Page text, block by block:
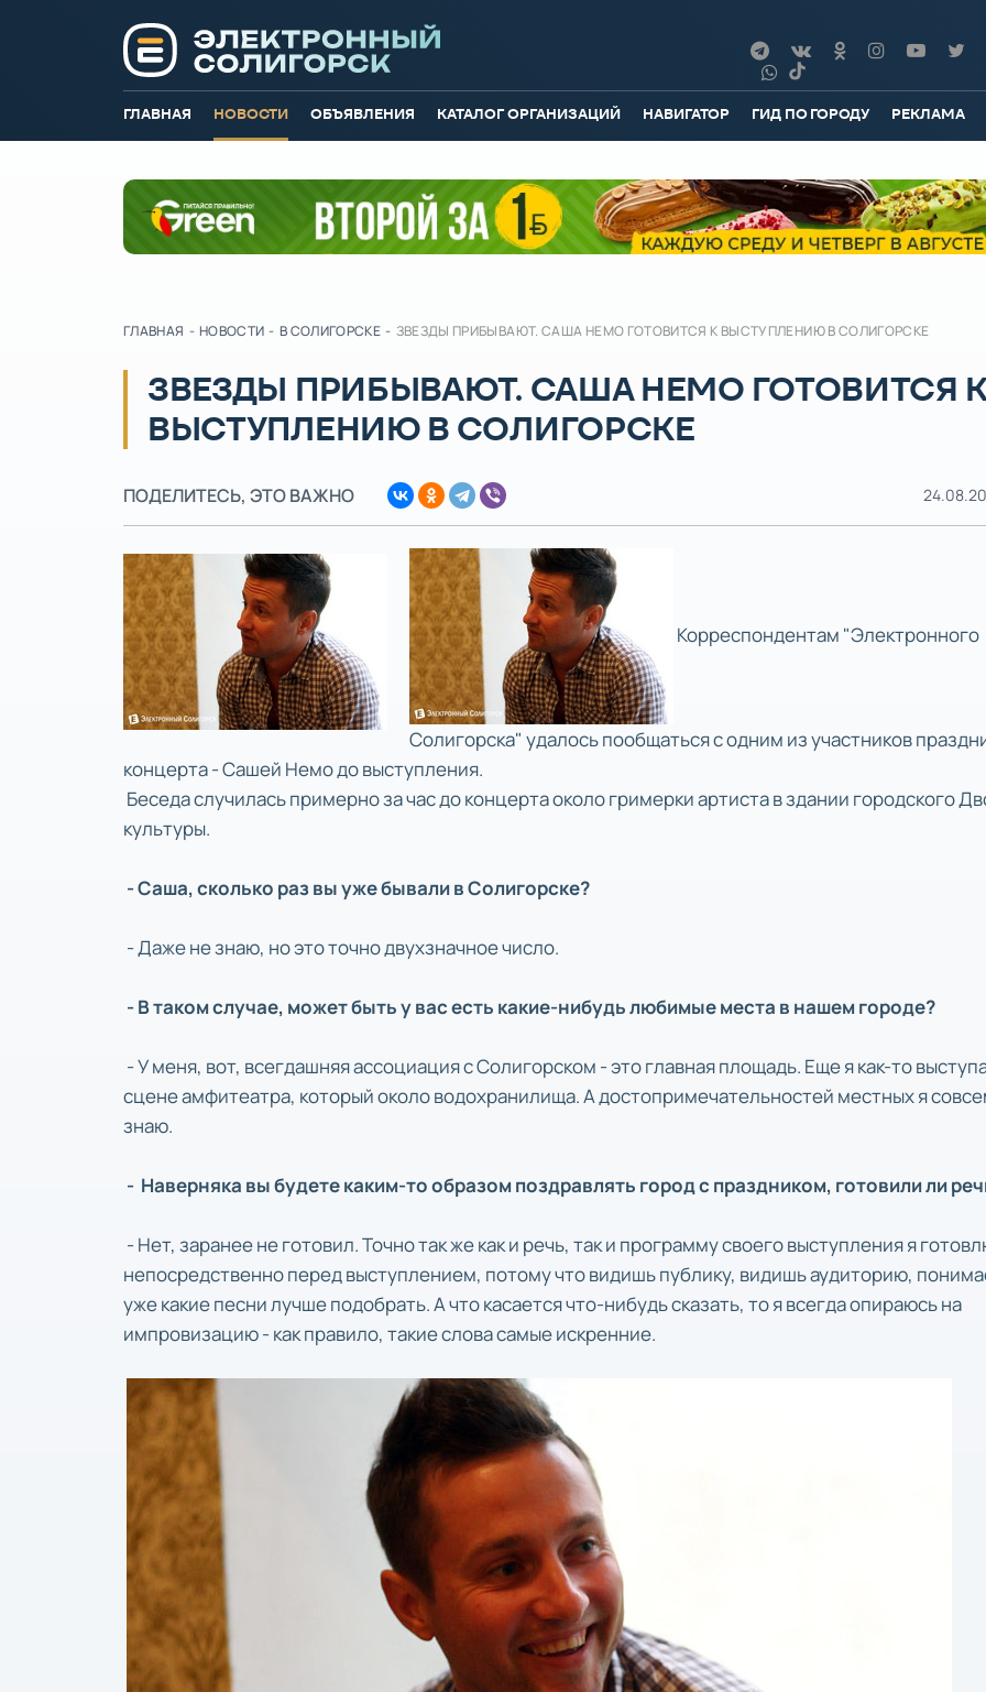
ГЛАВНАЯ НОВОСТИ ОБЪЯВЛЕНИЯ КАТАЛОГ ОРГАНИЗАЦИЙ НАВИГАТОР ГИД ПО ГОРОДУ РЕКЛАМА
ГЛАВНАЯ - НОВОСТИ - В СОЛИГОРСКЕ - ЗВЕЗДЫ ПРИБЫВАЮТ. САША НЕМО ГОТОВИТСЯ К ВЫСТУПЛЕНИЮ В СОЛИГОРСКЕ
ЗВЕЗДЫ ПРИБЫВАЮТ. САША НЕМО ГОТОВИТСЯ
ВЫСТУПЛЕНИЮ В СОЛИГОРСКЕ
ПОДЕЛИТЕСЬ, ЭТО ВАЖНО
Корреспондентам "Электронного
Солигорска" удалось пообщаться с одним из участников
концерта - Сашей Немо до выступления.
Беседа случилась примерно за час до концерта около гримерки артиста в здании городского
культуры.
- Саша, сколько раз вы уже бывали в Солигорске?
- Даже не знаю, но это точно двухзначное число.
- В таком случае, может быть у вас есть какие-нибудь любимые места в нашем городе?
- У меня, вот, всегдашняя ассоциация с Солигорском - это главная площадь. Еще я как-то
сцене амфитеатра, который около водохранилища. А достопримечательностей местных я
знаю.
- Наверняка вы будете каким-то образом поздравлять город с праздником, готовили ли
- Нет, заранее не готовил. Точно так же как и речь, так и программу своего выступления я
непосредственно перед выступлением, потому что видишь публику, видишь аудиторию,
уже какие песни лучше подобрать. А что касается что-нибудь сказать, то я всегда опираюсь на
импровизацию - как правило, такие слова самые искренние.